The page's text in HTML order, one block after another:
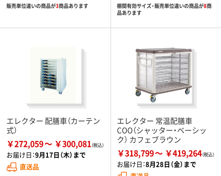
販売単位違いの商品が3商品あります 棚間有効サイズ・販売単位違いの商品が8商
品あります
エレクター 配膳車（カーテン
式）
￥272,059 ￥300,081
お届け日：9月17日（木）まで
直送品
エレクター 常温配膳車
COO（シャッター・ベーシッ
ク） カフェブラウン
￥318,799 ￥419,264
お届け日：8月28日（金）まで